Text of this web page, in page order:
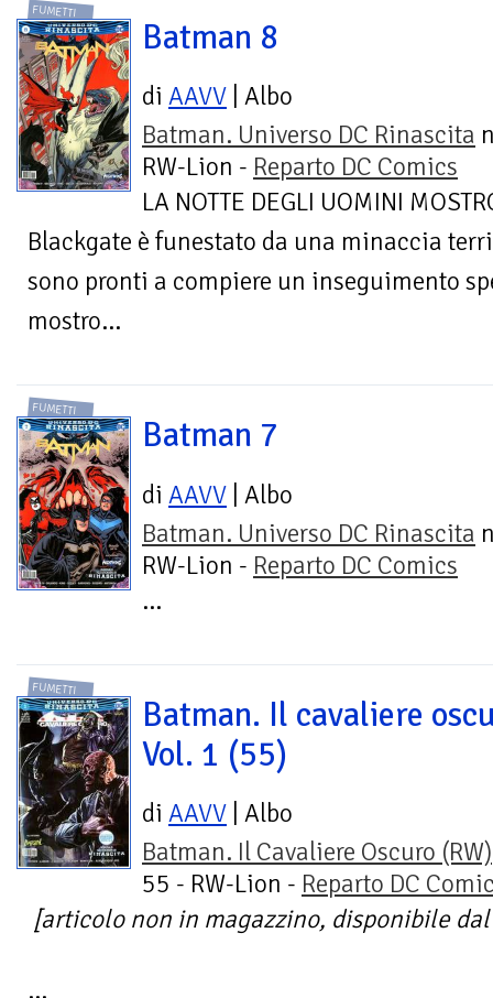
FUMETTI
Batman 8
di AAVV | Albo
Batman. Universo DC Rinascita
RW-Lion - Reparto DC Comics
LA NOTTE DEGLI UOMINI
Blackgate è funestato da una minaccia
sono pronti a compiere un inseguimento
mostro...
FUMETTI
Batman 7
di AAVV | Albo
Batman. Universo DC Rinascita
RW-Lion - Reparto DC Comics
...
FUMETTI
Batman. Il cavaliere
Vol. 1 (55)
di AAVV | Albo
Batman. Il Cavaliere Oscuro (RW)
55 - RW-Lion - Reparto DC
[articolo non in magazzino, disponibile
...